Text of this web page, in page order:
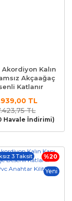
Akordiyon Kalın
Akçaağaç
Katlanır
Kilitli TL
TL
Havale İndirimi)
%20
Yeni
3 Taksit